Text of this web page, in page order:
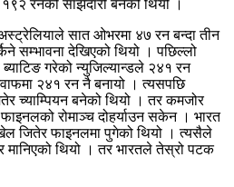
रनको साझेदारी बनेको थियो ।
सात ओभरमा ४७ रन बन्दा तीन
सम्भावना देखिएको थियो । पछिल्लो
गरेको न्युजिल्यान्डले २४१ रन
२४१ रन नै बनायो । त्यसपछि
च्याम्पियन बनेको थियो । तर कमजोर
रोमाञ्च दोहर्याउन सकेन । भारत
जितेर फाइनलमा पुगेको थियो । त्यसैले
मानिएको थियो । तर भारतले तेस्रो पटक